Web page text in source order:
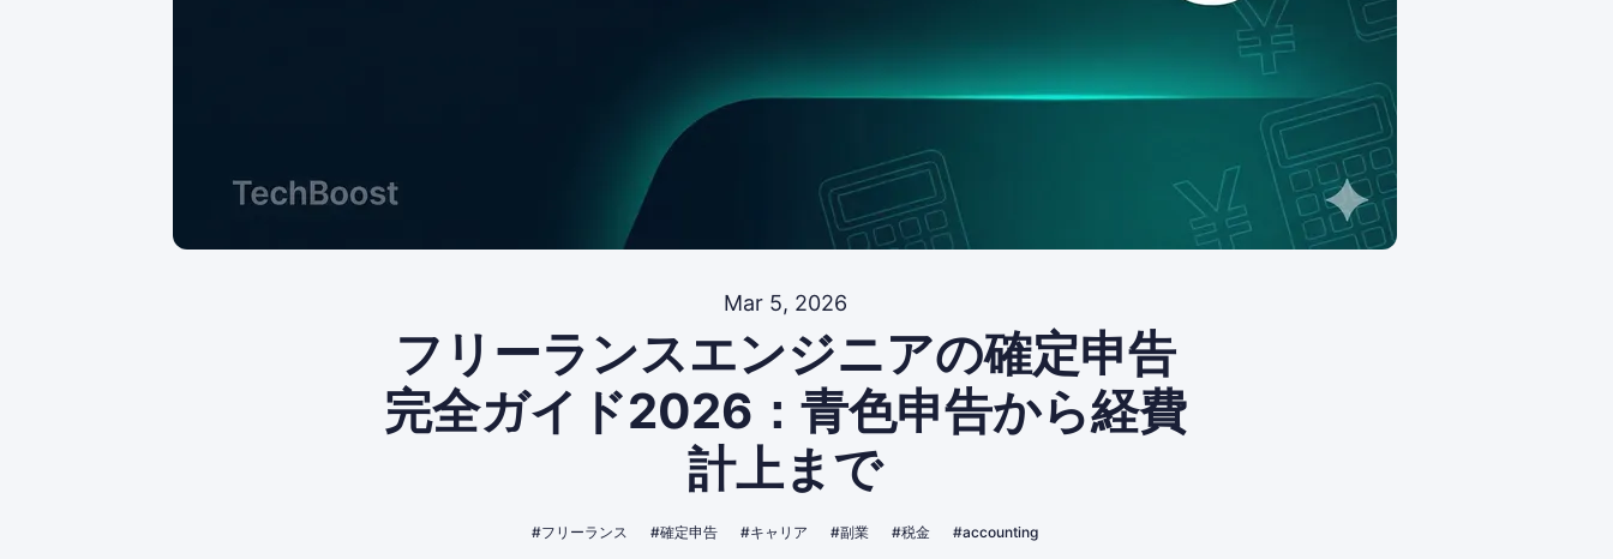
Mar 5, 2026
フリーランスエンジニアの確定申告
完全ガイド2026：青色申告から経費
計上まで
#フリーランス #確定申告 #キャリア #副業 #税金 #accounting